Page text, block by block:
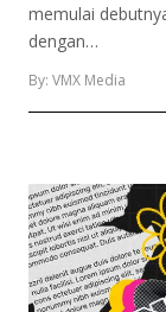
memulai
dengan…
By: VMX Media